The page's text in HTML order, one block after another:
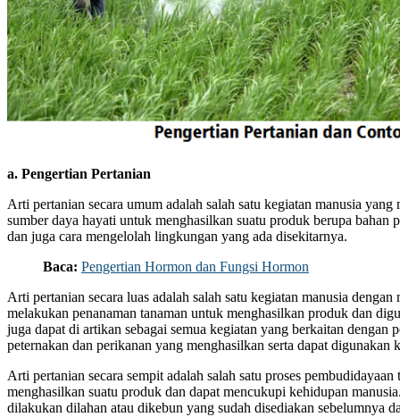
a. Pengertian Pertanian
Arti pertanian secara umum adalah salah satu kegiatan manusia yang
sumber daya hayati untuk menghasilkan suatu produk berupa bahan
dan juga cara mengelolah lingkungan yang ada disekitarnya.
Baca: Pengertian Hormon dan Fungsi Hormon
Arti pertanian secara luas adalah salah satu kegiatan manusia
melakukan penanaman tanaman untuk menghasilkan produk dan
juga dapat di artikan sebagai semua kegiatan yang berkaitan dengan
peternakan dan perikanan yang menghasilkan serta dapat digunakan
Arti pertanian secara sempit adalah salah satu proses
menghasilkan suatu produk dan dapat mencukupi kehidupan
dilakukan dilahan atau dikebun yang sudah disediakan sebelumnya